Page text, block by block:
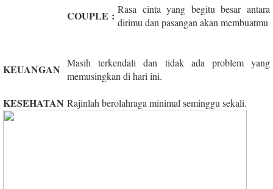
COUPLE : Rasa cinta yang begitu besar antara
dirimu dan pasangan akan membuatmu
KEUANGAN Masih terkendali dan tidak ada problem yang
memusingkan di hari ini.
KESEHATAN Rajinlah berolahraga minimal seminggu sekali.